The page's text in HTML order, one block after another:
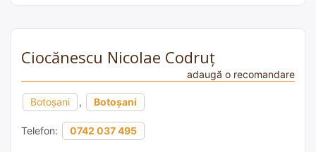
Ciocănescu Nicolae Codruț
adaugă o recomandare
Botoșani , Botoșani
Telefon: 0742 037 495